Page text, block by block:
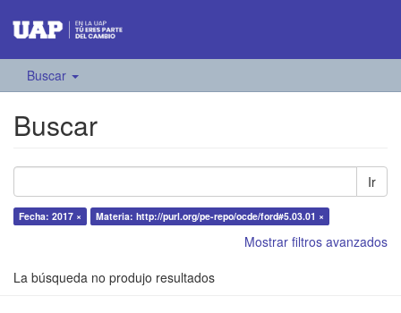
Buscar
Buscar
Ir
Fecha: 2017 × Materia: http://purl.org/pe-repo/ocde/ford#5.03.01 ×
Mostrar filtros avanzados
La búsqueda no produjo resultados